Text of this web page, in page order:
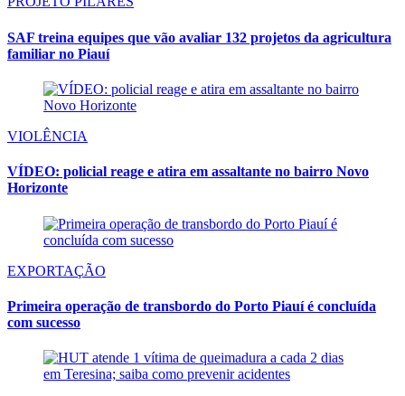
SAF treina equipes que vão avaliar 132 projetos da agricultura
familiar no Piauí
VIOLÊNCIA
VÍDEO: policial reage e atira em assaltante no bairro Novo
Horizonte
EXPORTAÇÃO
Primeira operação de transbordo do Porto Piauí é concluída
com sucesso